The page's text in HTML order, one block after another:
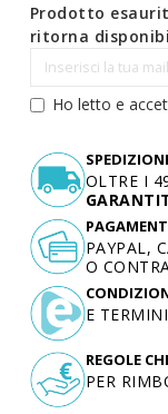
Prodotto
ritorna
Ho letto e
OLTRE I
PAYPAL,
O
E
REGOLE
PER